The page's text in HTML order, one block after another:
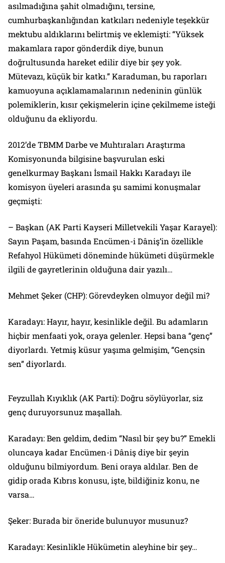
asılmadığına şahit olmadığını, tersine,
cumhurbaşkanlığından katkıları nedeniyle teşekkür
mektubu aldıklarını belirtmiş ve eklemişti: “Yüksek
makamlara rapor gönderdik diye, bunun
doğrultusunda hareket edilir diye bir şey yok.
Mütevazı, küçük bir katkı.” Karaduman, bu raporları
kamuoyuna açıklamamalarının nedeninin günlük
polemiklerin, kısır çekişmelerin içine çekilmeme isteği
olduğunu da ekliyordu.
2012’de TBMM Darbe ve Muhtıraları Araştırma
Komisyonunda bilgisine başvurulan eski
genelkurmay Başkanı İsmail Hakkı Karadayı ile
komisyon üyeleri arasında şu samimi konuşmalar
geçmişti:
– Başkan (AK Parti Kayseri Milletvekili Yaşar Karayel):
Sayın Paşam, basında Encümen-i Dâniş’in özellikle
Refahyol Hükümeti döneminde hükümeti düşürmekle
ilgili de gayretlerinin olduğuna dair yazılı…
Mehmet Şeker (CHP): Görevdeyken olmuyor değil mi?
Karadayı: Hayır, hayır, kesinlikle değil. Bu adamların
hiçbir menfaati yok, oraya gelenler. Hepsi bana “genç”
diyorlardı. Yetmiş küsur yaşıma gelmişim, “Gençsin
sen” diyorlardı.
Feyzullah Kıyıklık (AK Parti): Doğru söylüyorlar, siz
genç duruyorsunuz maşallah.
Karadayı: Ben geldim, dedim “Nasıl bir şey bu?” Emekli
oluncaya kadar Encümen-i Dâniş diye bir şeyin
olduğunu bilmiyordum. Beni oraya aldılar. Ben de
gidip orada Kıbrıs konusu, işte, bildiğiniz konu, ne
varsa…
Şeker: Burada bir öneride bulunuyor musunuz?
Karadayı: Kesinlikle Hükümetin aleyhine bir şey…